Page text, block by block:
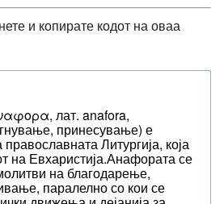
и копирате кодот на оваа